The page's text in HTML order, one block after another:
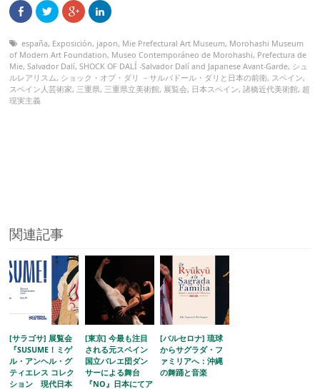
españa, Exposición, japon, Mie Prefectural Art Museum, Morohashi Museum
of Modern Art Foundation, Museo Contemporáneo de Morohashi, Prefectura de
Mie,Salvador Dalí,SHOCK OF DALÍ -Salvador Dalí and Japanese Avant-Garde, シュ
ルレアリスム, ショック・オブ・ダリ －サルバドール・ダリと日本の前衛, スペイン,
スペイン人芸術家, 三重県, 三重県立美術館, 展覧会, 日本スペイン,諸橋近代美術館, 超
現実主義
関連記事
[サラゴサ] 展覧会
『SUSUME！ミゲ
ル・アンヘル・グ
ティエレス コレク
ション 現代日本
[東京] 今最も注目
される元スペイン
国立バレエ団ダン
サーによる舞台
『NO』日本にてア
[バルセロナ] 琉球
からサグラダ・フ
ァミリアへ：沖縄
の舞踊と音楽